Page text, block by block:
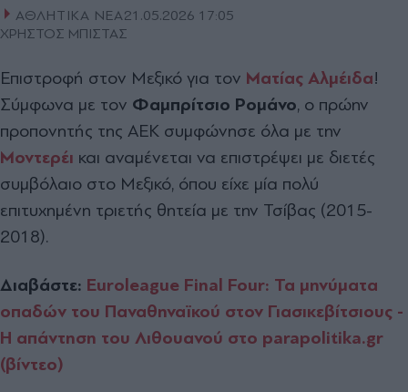
ΑΘΛΗΤΙΚΑ ΝΕΑ21.05.2026 17:05
ΧΡΗΣΤΟΣ ΜΠΙΣΤΑΣ
Επιστροφή στον Μεξικό για τον Ματίας Αλμέιδα!
Σύμφωνα με τον Φαμπρίτσιο Ρομάνο, ο πρώην
προπονητής της ΑΕΚ συμφώνησε όλα με την
Μοντερέι και αναμένεται να επιστρέψει με διετές
συμβόλαιο στο Μεξικό, όπου είχε μία πολύ
επιτυχημένη τριετής θητεία με την Τσίβας (2015-
2018).
Διαβάστε: Euroleague Final Four: Τα μηνύματα
οπαδών του Παναθηναϊκού στον Γιασικεβίτσιους -
Η απάντηση του Λιθουανού στο parapolitika.gr
(βίντεο)